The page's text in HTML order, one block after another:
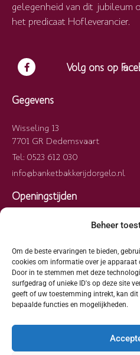
Beheer
Om de beste ervaringen te bieden,
cookies om informatie over je apparaat
Door in te stemmen met deze
surfgedrag of unieke ID's op deze site
geeft of uw toestemming intrekt, kan
bepaalde functies en mogelijkheden.
gelegenheid van dit jubileum
het predicaat Hofleverancier.
Volg ons op
Gegevens
Wisseling 13
7701 GR Dedemsvaart
Tel: 0523 612 030
info@banketbakkerijdorgelo.nl
Openingstijden
Woensdag
Donderdag
Vrijdag
Zaterdag
09:00 –
09:00 –
09:00 –
09:00 –
09:00 –